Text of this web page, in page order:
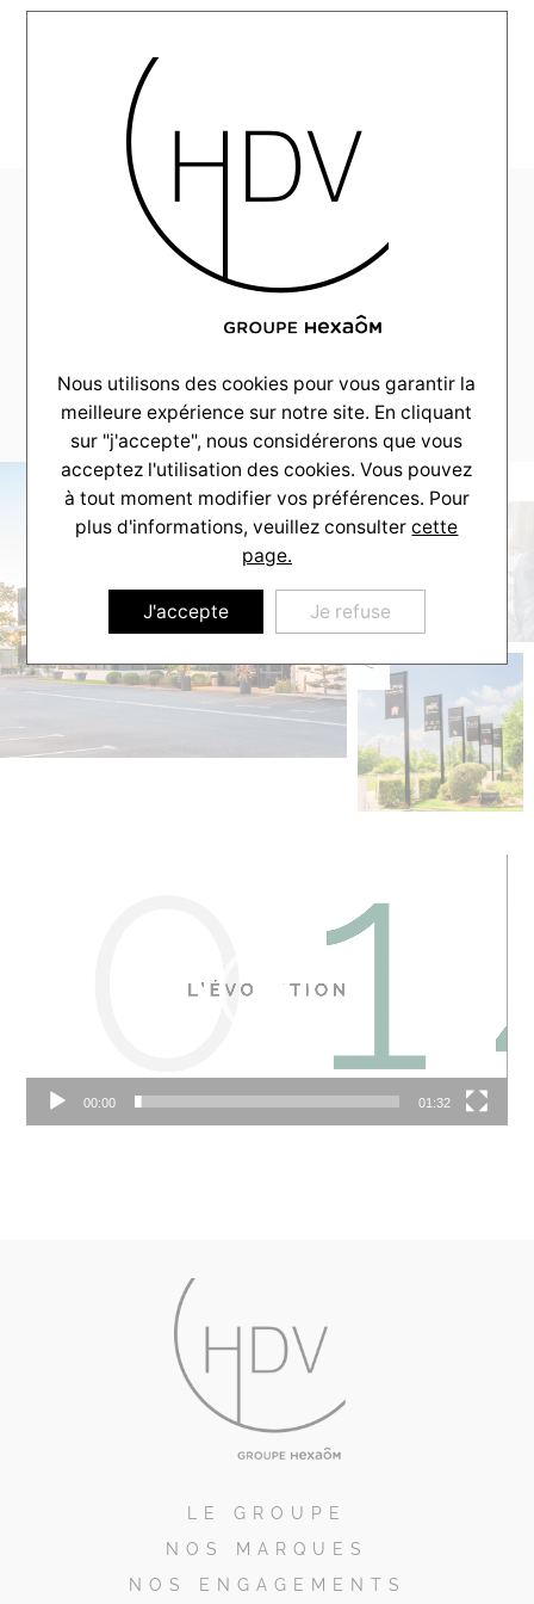
HDV_TerrainsDuSud-
Challenge-2024-V2-
InsertionVideo-V5-
LOGOS-FIn-
MUSIQUE2-LITE
00:00 01:32
LE GROUPE
NOS MARQUES
NOS ENGAGEMENTS
Nous utilisons des cookies pour vous garantir la
meilleure expérience sur notre site. En cliquant
sur "j'accepte", nous considérerons que vous
acceptez l'utilisation des cookies. Vous pouvez
à tout moment modifier vos préférences. Pour
plus d'informations, veuillez consultercette
page.
J'accepte Je refuse